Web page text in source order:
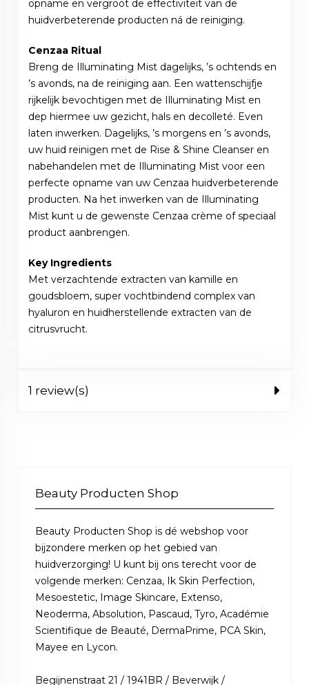
opname en vergroot de effectiviteit van de
huidverbeterende producten ná de reiniging.
Cenzaa Ritual
Breng de Illuminating Mist dagelijks, ’s ochtends en
’s avonds, na de reiniging aan. Een wattenschijfje
rijkelijk bevochtigen met de Illuminating Mist en
dep hiermee uw gezicht, hals en decolleté. Even
laten inwerken. Dagelijks, ’s morgens en ’s avonds,
uw huid reinigen met de Rise & Shine Cleanser en
nabehandelen met de Illuminating Mist voor een
perfecte opname van uw Cenzaa huidverbeterende
producten. Na het inwerken van de Illuminating
Mist kunt u de gewenste Cenzaa crème of speciaal
product aanbrengen.
Key Ingredients
Met verzachtende extracten van kamille en
goudsbloem, super vochtbindend complex van
hyaluron en huidherstellende extracten van de
citrusvrucht.
1 review(s)
Beauty Producten Shop
Beauty Producten Shop is dé webshop voor
bijzondere merken op het gebied van
huidverzorging! U kunt bij ons terecht voor de
volgende merken: Cenzaa, Ik Skin Perfection,
Mesoestetic, Image Skincare, Extenso,
Neoderma, Absolution, Pascaud, Tyro, Académie
Scientifique de Beauté, DermaPrime, PCA Skin,
Mayee en Lycon.
Begijnenstraat 21 / 1941BR / Beverwijk /